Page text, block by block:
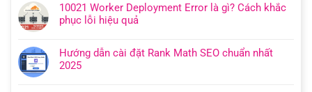
10021 Worker Deployment Error là gì? Cách khắc
phục lỗi hiệu quả
Hướng dẫn cài đặt Rank Math SEO chuẩn nhất
2025